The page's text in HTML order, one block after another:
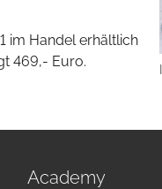
im Handel erhältlich
469,- Euro.
Academy